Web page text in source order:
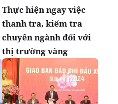
Thực hiện ngay việc
thanh tra, kiểm tra
chuyên ngành đối với
thị trường vàng